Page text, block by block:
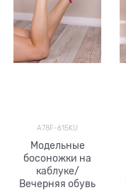
A78F-615KU
Модельные
босоножки на
каблуке/
Вечерняя обувь